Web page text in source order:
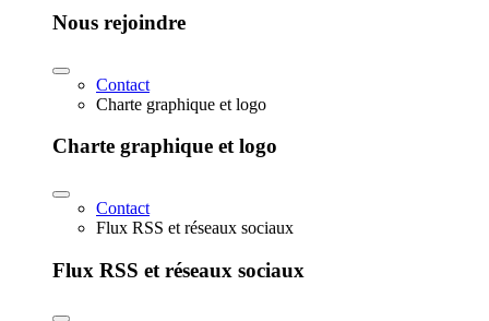
Nous rejoindre
Contact
Charte graphique et logo
Charte graphique et logo
Contact
Flux RSS et réseaux sociaux
Flux RSS et réseaux sociaux